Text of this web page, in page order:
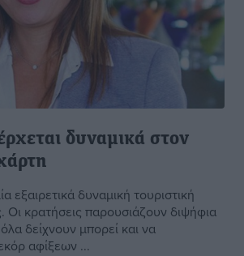
δυναμικά στον
εξαιρετικά δυναμική τουριστική
Οι κρατήσεις παρουσιάζουν διψήφια
δείχνουν μπορεί και να
αφίξεων ...